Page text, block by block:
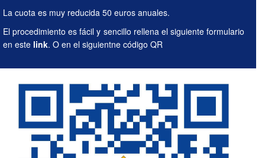
La cuota es muy reducida 50 euros anuales.
El procedimiento es fácil y sencillo rellena el siguiente formulario
en este link. O en el siguientne código QR